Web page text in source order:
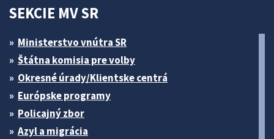
SEKCIE MV SR
Ministerstvo vnútra SR
Štátna komisia pre volby
Okresné úrady/Klientske centrá
Európske programy
Policajný zbor
Azyl a migrácia